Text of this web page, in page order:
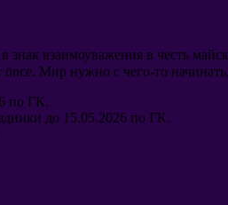
знак взаимоуважения в честь
önce. Мир нужно с чего-то начинать,
по ГК.
до 15.05.2026 по ГК.